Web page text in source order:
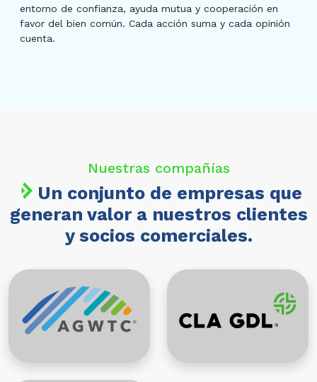
entorno de confianza, ayuda mutua y cooperación en
favor del bien común. Cada acción suma y cada opinión
cuenta.
Nuestras compañías
Un conjunto de empresas que
generan valor a nuestros clientes
y socios comerciales.